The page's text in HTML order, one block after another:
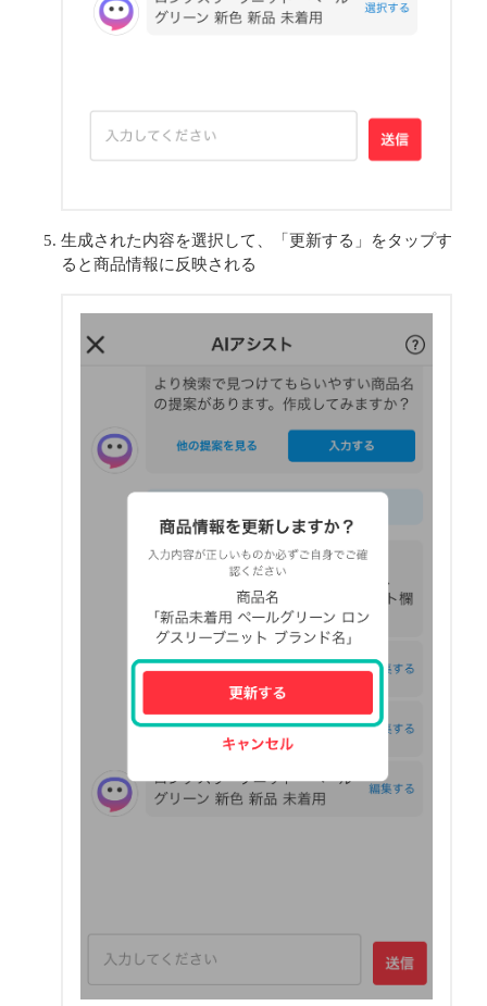
生成された内容を選択して、「更新する」をタップす
ると商品情報に反映される